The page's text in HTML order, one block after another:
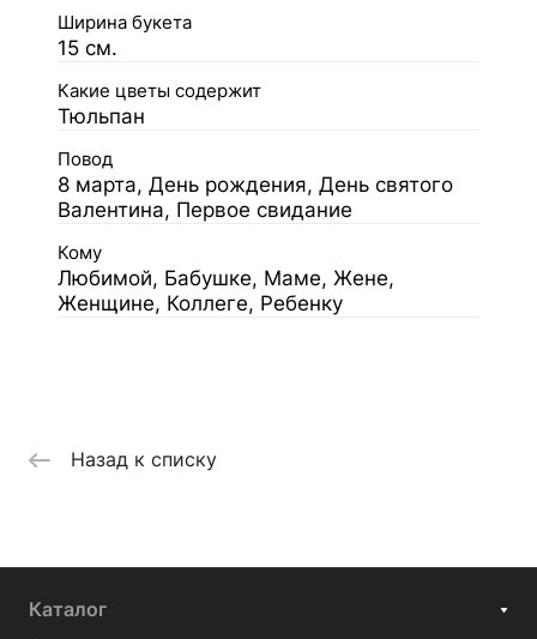
Ширина букета
15 см.
Какие цветы содержит
Тюльпан
Повод
8 марта, День рождения, День святого
Валентина, Первое свидание
Кому
Любимой, Бабушке, Маме, Жене,
Женщине, Коллеге, Ребенку
Назад к списку
Каталог